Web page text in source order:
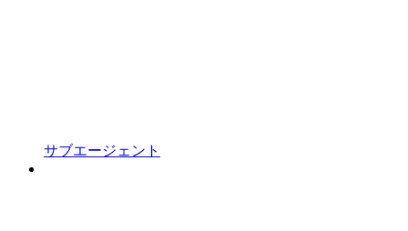
サブエージェント